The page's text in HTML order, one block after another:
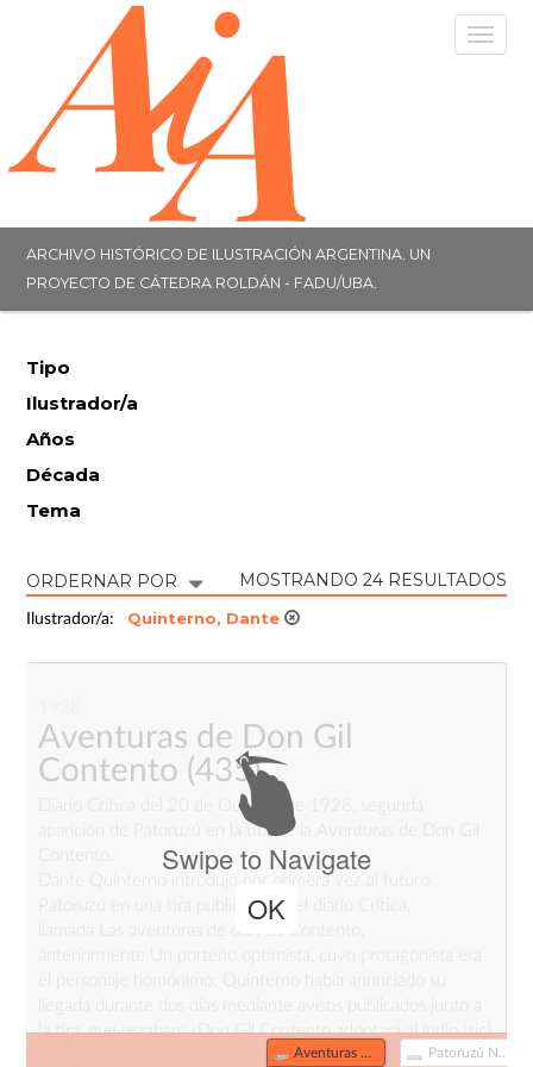
ARCHIVO HISTÓRICO DE ILUSTRACIÓN ARGENTINA. UN
PROYECTO DE CÁTEDRA ROLDÁN - FADU/UBA.
Tipo
Ilustrador/a
Años
Década
Tema
ORDERNAR POR MOSTRANDO 24 RESULTADOS
Ilustrador/a: Quinterno, Dante
Aventuras de Don Gil
Contento (435)
Diario Crítica del 20 de Octubre de 1928, segunda
aparición de Patoruzú en la tira de la Aventuras de Don Gil
Dante Quinterno introdujo por primera vez al futuro
Patoruzú en una tira publicada en el diario Crítica,
llamada Las aventuras de don Gil Contento,
la tira, que rezaban: «Don Gil Contento adoptará al indio [sic]
Swipe to Navigate
OK
Aventuras de Don Gil Contento (435)